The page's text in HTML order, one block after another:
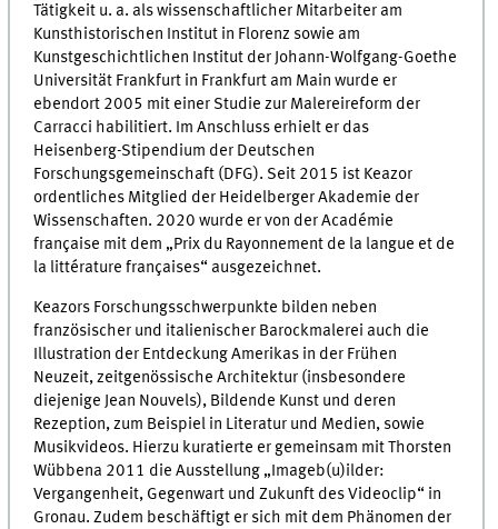
Tätigkeit u. a. als wissenschaftlicher Mitarbeiter am
Kunsthistorischen Institut in Florenz sowie am
Kunstgeschichtlichen Institut der Johann-Wolfgang-Goethe
Universität Frankfurt in Frankfurt am Main wurde er
ebendort 2005 mit einer Studie zur Malereireform der
Carracci habilitiert. Im Anschluss erhielt er das
Heisenberg-Stipendium der Deutschen
Forschungsgemeinschaft (DFG). Seit 2015 ist Keazor
ordentliches Mitglied der Heidelberger Akademie der
Wissenschaften. 2020 wurde er von derAcadémie
française mit dem „Prix du Rayonnement de la langue et de
la littérature françaises“ ausgezeichnet.
Keazors Forschungsschwerpunkte bilden neben
französischer und italienischer Barockmalerei auch die
Illustration der Entdeckung Amerikas in der Frühen
Neuzeit, zeitgenössische Architektur (insbesondere
diejenige Jean Nouvels), Bildende Kunst und deren
Rezeption, zum Beispiel in Literatur und Medien, sowie
Musikvideos. Hierzu kuratierte er gemeinsam mit Thorsten
Wübbena 2011 die Ausstellung „Imageb(u)ilder:
Vergangenheit, Gegenwart und Zukunft des Videoclip“ in
Gronau. Zudem beschäftigt er sich mit dem Phänomen der